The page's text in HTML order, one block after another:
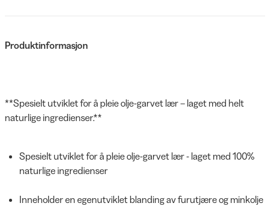
Produktinformasjon
**Spesielt utviklet for å pleie olje-garvet lær – laget med helt
naturlige ingredienser.**
Spesielt utviklet for å pleie olje-garvet lær - laget med 100%
naturlige ingredienser
Inneholder en egenutviklet blanding av furutjære og minkolje